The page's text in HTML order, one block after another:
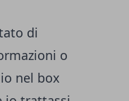
di
o
nel box